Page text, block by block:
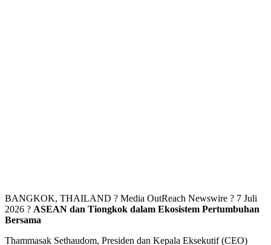
BANGKOK, THAILAND ? Media OutReach Newswire ? 7 Juli
2026 ? ASEAN dan Tiongkok dalam Ekosistem Pertumbuhan
Bersama
Thammasak Sethaudom, Presiden dan Kepala Eksekutif (CEO)